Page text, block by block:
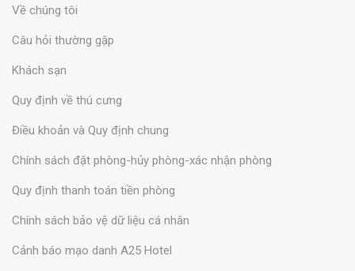
Về chúng tôi
Câu hỏi thường gặp
Khách sạn
Quy định về thú cưng
Điều khoản và Quy định chung
Chính sách đặt phòng-hủy phòng-xác nhận phòng
Quy định thanh toán tiền phòng
Chính sách bảo vệ dữ liệu cá nhân
Cảnh báo mạo danh A25 Hotel